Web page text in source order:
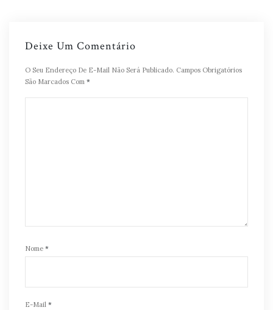
Deixe Um Comentário
O Seu Endereço De E-Mail Não Será Publicado. Campos Obrigatórios
São Marcados Com *
Nome *
E-Mail *